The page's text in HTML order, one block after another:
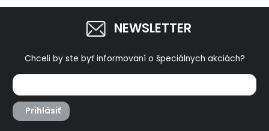
NEWSLETTER
Chceli by ste byť informovaní o špeciálnych akciách?
Prihlásiť